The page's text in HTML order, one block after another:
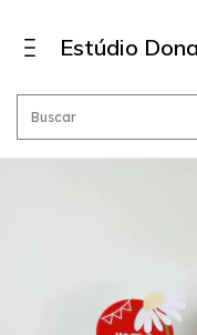
Estúdio